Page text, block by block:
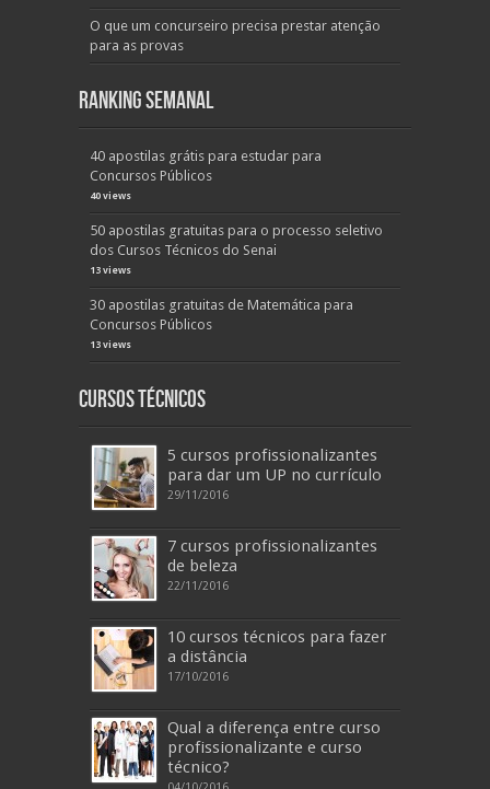
O que um concurseiro precisa prestar atenção
para as provas
Ranking Semanal
40 apostilas grátis para estudar para
Concursos Públicos
40 views
50 apostilas gratuitas para o processo seletivo
dos Cursos Técnicos do Senai
13 views
30 apostilas gratuitas de Matemática para
Concursos Públicos
13 views
Cursos Técnicos
5 cursos profissionalizantes
para dar um UP no currículo
29/11/2016
7 cursos profissionalizantes
de beleza
22/11/2016
10 cursos técnicos para fazer
a distância
17/10/2016
Qual a diferença entre curso
profissionalizante e curso
técnico?